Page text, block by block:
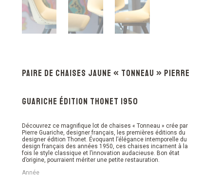
Paire de chaises jaune « Tonneau » Pierre
Guariche édition Thonet 1950
Découvrez ce magnifique lot de chaises « Tonneau » crée par
Pierre Guariche, designer français, les premières éditions du
designer édition Thonet. Évoquant l’élégance intemporelle du
design français des années 1950, ces chaises incarnent à la
fois le style classique et l’innovation audacieuse. Bon état
d’origine, pourraient mériter une petite restauration.
Année